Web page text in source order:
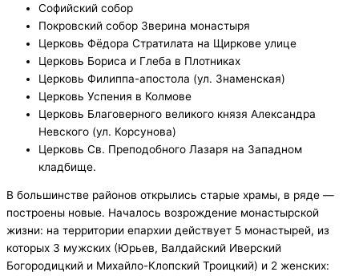
Софийский собор
Покровский собор Зверина монастыря
Церковь Фёдора Стратилата на Щиркове улице
Церковь Бориса и Глеба в Плотниках
Церковь Филиппа-апостола (ул. Знаменская)
Церковь Успения в Колмове
Церковь Благоверного великого князя Александра
Невского (ул. Корсунова)
Церковь Св. Преподобного Лазаря на Западном
кладбище.
В большинстве районов открылись старые храмы, в ряде —
построены новые. Началось возрождение монастырской
жизни: на территории епархии действует 5 монастырей, из
которых 3 мужских (Юрьев, Валдайский Иверский
Богородицкий и Михайло-Клопский Троицкий) и 2 женских: